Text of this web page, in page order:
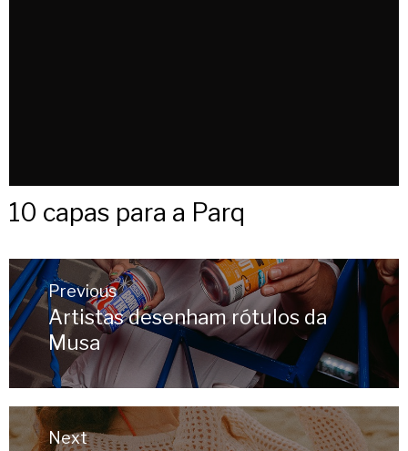
10 capas para a Parq
Post
navigation
Previous
Previous
post:
Artistas desenham rótulos da
Musa
Next